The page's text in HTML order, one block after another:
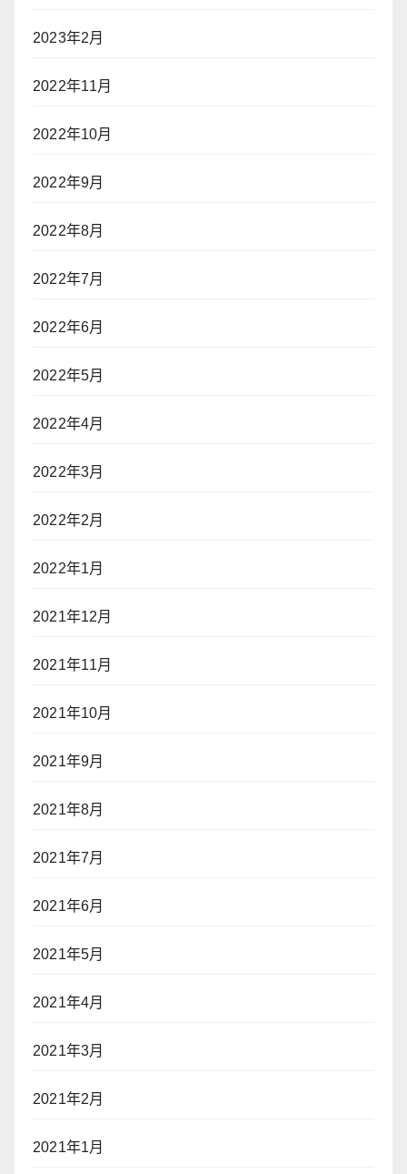
2023年2月
2022年11月
2022年10月
2022年9月
2022年8月
2022年7月
2022年6月
2022年5月
2022年4月
2022年3月
2022年2月
2022年1月
2021年12月
2021年11月
2021年10月
2021年9月
2021年8月
2021年7月
2021年6月
2021年5月
2021年4月
2021年3月
2021年2月
2021年1月